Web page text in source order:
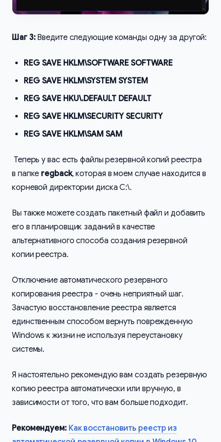
Шаг 3:Введите следующие команды одну за другой:
REG SAVE HKLM\SOFTWARE SOFTWARE
REG SAVE HKLM\SYSTEM SYSTEM
REG SAVE HKU\.DEFAULT DEFAULT
REG SAVE HKLM\SECURITY SECURITY
REG SAVE HKLM\SAM SAM
Теперь у вас есть файлы резервной копий реестра
в папке regback, которая в моем случае находится в
корневой директории диска C:\.
Вы также можете создать пакетный файл и добавить
его в планировщик заданий в качестве
альтернативного способа создания резервной
копии реестра.
Отключение автоматического резервного
копирования реестра - очень неприятный шаг.
Зачастую восстановление реестра является
единственным способом вернуть поврежденную
Windows к жизни не используя переустановку
системы.
Я настоятельно рекомендую вам создать резервную
копию реестра автоматически или вручную, в
зависимости от того, что вам больше подходит.
Рекомендуем: Как восстановить реестр из